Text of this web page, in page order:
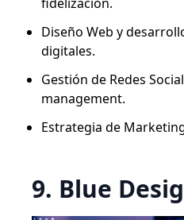
Diseño Web y
digitales.
Gestión de Redes
management.
Estrategia de
9. Blue